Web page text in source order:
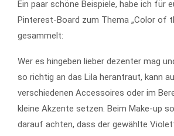
Ein paar schöne Beispiele, habe ich für
Pinterest-Board zum Thema „Color of
gesammelt:
Wer es hingeben lieber dezenter mag
so richtig an das Lila herantraut, kann
verschiedenen Accessoires oder im
kleine Akzente setzen. Beim Make-up
darauf achten, dass der gewählte